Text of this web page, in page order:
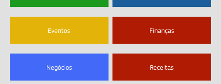
Eventos Finanças
Negócios Receitas